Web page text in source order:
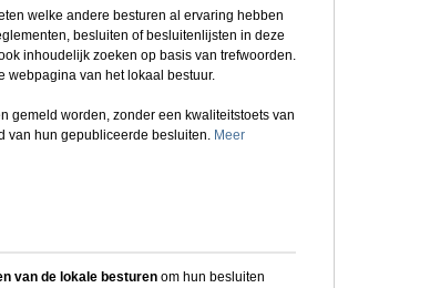
welke andere besturen al ervaring hebben
besluiten of besluitenlijsten in deze
inhoudelijk zoeken op basis van trefwoorden.
webpagina van het lokaal bestuur.
gemeld worden, zonder een kwaliteitstoets van
van hun gepubliceerde besluiten. Meer
van de lokale besturen om hun besluiten